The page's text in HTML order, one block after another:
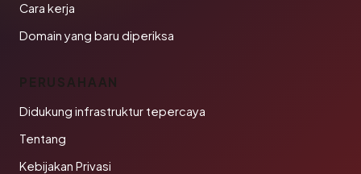
Cara kerja
Domain yang baru diperiksa
PERUSAHAAN
Didukung infrastruktur tepercaya
Tentang
Kebijakan Privasi